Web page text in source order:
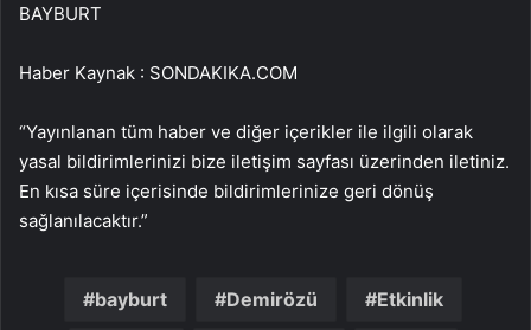
BAYBURT
Haber Kaynak : SONDAKIKA.COM
“Yayınlanan tüm haber ve diğer içerikler ile ilgili olarak
yasal bildirimlerinizi bize iletişim sayfası üzerinden iletiniz.
En kısa süre içerisinde bildirimlerinize geri dönüş
sağlanılacaktır.”
bayburt Demirözü Etkinlik